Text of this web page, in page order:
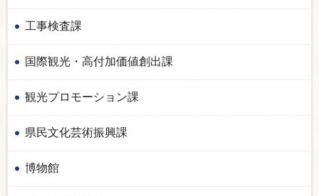
工事検査課
国際観光・高付加価値創出課
観光プロモーション課
県民文化芸術振興課
博物館